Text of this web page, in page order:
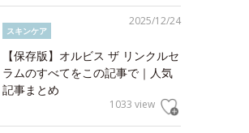
2025/12/24
スキンケア
【保存版】オルビス ザ リンクルセ
ラムのすべてをこの記事で｜人気
記事まとめ
1033 view